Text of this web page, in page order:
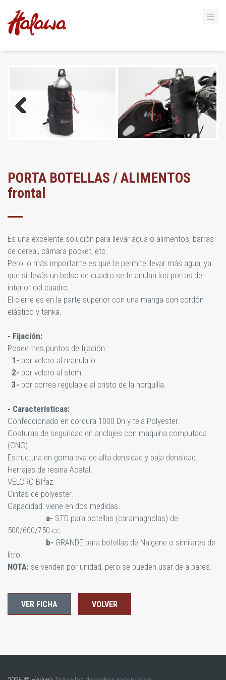
Previous Next
PORTA BOTELLAS / ALIMENTOS
frontal
Es una excelente solución para llevar agua o alimentos, barras
de cereal, cámara pocket, etc.
Pero lo más importante es que te permite llevar más agua, ya
que si llevás un bolso de cuadro se te anulan los portas del
interior del cuadro.
El cierre es en la parte superior con una manga con cordón
elástico y tanka.
- Fijación:
Posee tres puntos de fijación:
1- por velcro al manubrio.
2- por velcro al stem.
3- por correa regulable al cristo de la horquilla.
- Características:
Confeccionado en cordura 1000 Dn y tela Polyester.
Costuras de seguridad en anclajes con maquina computada
(CNC).
Estructura en goma eva de alta densidad y baja densidad.
Herrajes de resina Acetal.
VELCRO BIfaz.
Cintas de polyester.
Capacidad: viene en dos medidas.
a- STD para botellas (caramagnolas) de
500/600/750 cc
b- GRANDE para botellas de Nalgene o similares de
litro.
NOTA: se venden por unidad, pero se pueden usar de a pares.
VER FICHA VOLVER